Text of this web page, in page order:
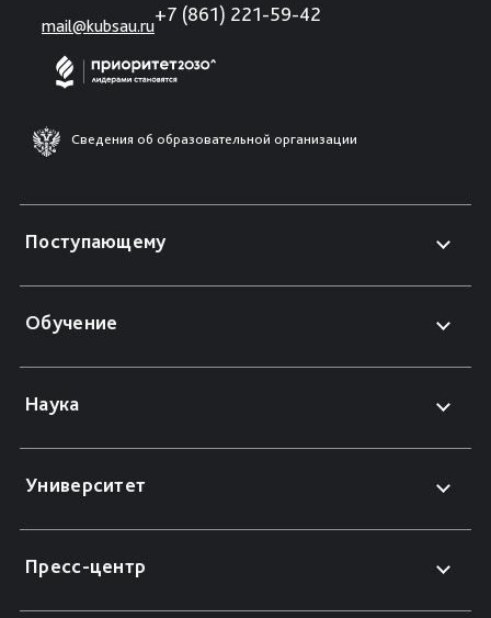
mail@kubsau.ru
+7 (861) 221-59-42
Сведения об образовательной организации
Поступающему
Обучение
Наука
Университет
Пресс-центр